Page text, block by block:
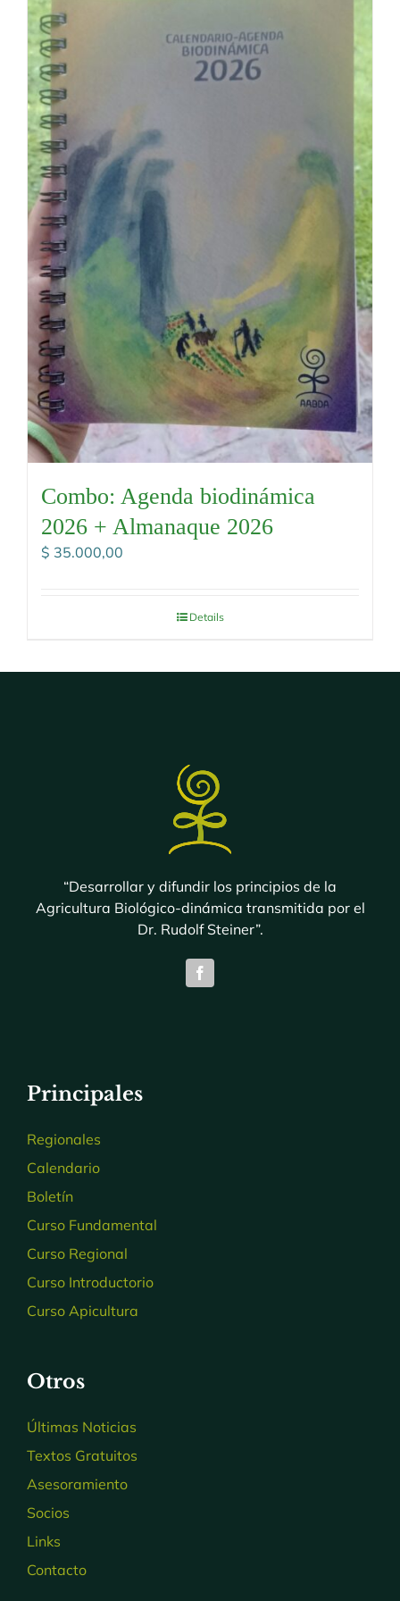
Combo: Agenda biodinámica
2026 + Almanaque 2026
$ 35.000,00
Details
“Desarrollar y difundir los principios de la
Agricultura Biológico-dinámica transmitida por el
Dr. Rudolf Steiner”.
Principales
Regionales
Calendario
Boletín
Curso Fundamental
Curso Regional
Curso Introductorio
Curso Apicultura
Otros
Últimas Noticias
Textos Gratuitos
Asesoramiento
Socios
Links
Contacto